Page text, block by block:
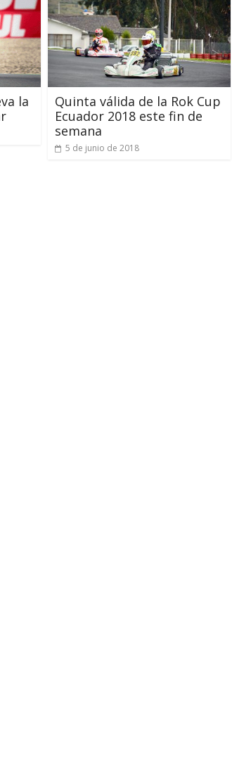
la
Quinta válida de la Rok Cup
Ecuador 2018 este fin de
semana
5 de junio de 2018